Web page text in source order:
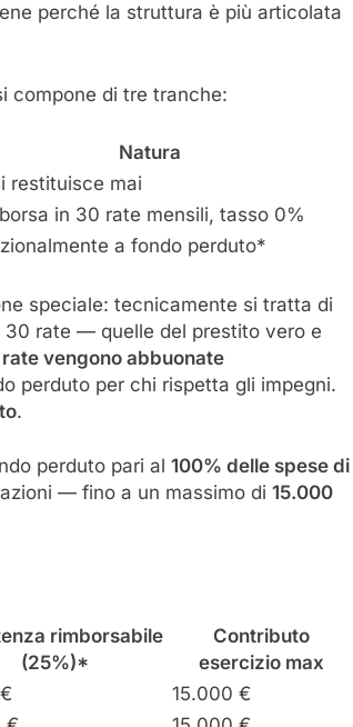
perché la struttura è più articolata
compone di tre tranche:
Natura
restituisce mai
in 30 rate mensili, tasso 0%
a fondo perduto*
speciale: tecnicamente si tratta di
30 rate — quelle del prestito vero e
vengono abbuonate
perduto per chi rispetta gli impegni.
.
perduto pari al 100% delle spese di
— fino a un massimo di 15.000
rimborsabile
(25%)*
Contributo
esercizio max
15.000 €